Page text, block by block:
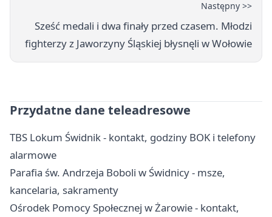
Następny >>
Sześć medali i dwa finały przed czasem. Młodzi
fighterzy z Jaworzyny Śląskiej błysnęli w Wołowie
Przydatne dane teleadresowe
TBS Lokum Świdnik - kontakt, godziny BOK i telefony
alarmowe
Parafia św. Andrzeja Boboli w Świdnicy - msze,
kancelaria, sakramenty
Ośrodek Pomocy Społecznej w Żarowie - kontakt,